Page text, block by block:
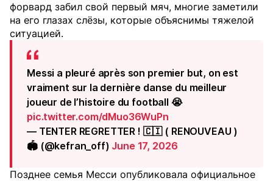
форвард забил свой первый мяч, многие заметили
на его глазах слёзы, которые объяснимы тяжелой
ситуацией.
Messi a pleuré après son premier but, on est
vraiment sur la dernière danse du meilleur
joueur de l’histoire du football 😭
pic.twitter.com/dMuo36WuPn
— TENTER REGRETTER ! 🇨🇮 ( RENOUVEAU )
🏟️ (@kefran_off) June 17, 2026
Позднее семья Месси опубликовала официальное